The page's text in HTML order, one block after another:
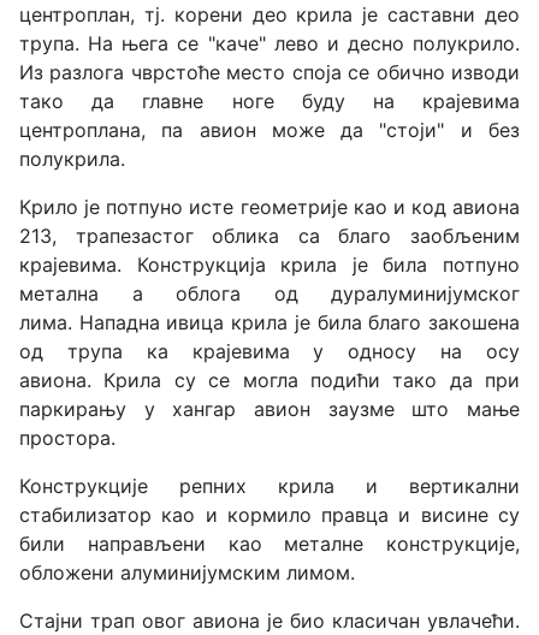
центроплан, тј. корени део крила је саставни део
трупа. На њега се "каче" лево и десно полукрило.
Из разлога чврстоће место споја се обично изводи
тако да главне ноге буду на крајевима
центроплана, па авион може да "стоји" и без
полукрила.
Крило је потпуно исте геометрије као и код авиона
213, трапезастог облика са благо заобљеним
крајевима. Конструкција крила је била потпуно
метална а облога од дуралуминијумског
лима. Нападна ивица крила је била благо закошена
од трупа ка крајевима у односу на осу
авиона. Крила су се могла подићи тако да при
паркирању у хангар авион заузме што мање
простора.
Конструкције репних крила и вертикални
стабилизатор као и кормило правца и висине су
били направљени као металне конструкције,
обложени алуминијумским лимом.
Стајни трап овог авиона је био класичан увлачећи.